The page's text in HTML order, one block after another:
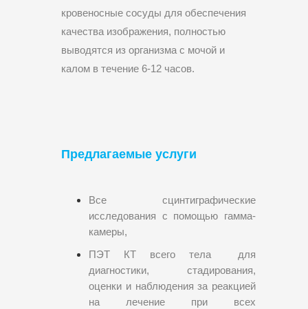
кровеносные сосуды для обеспечения
качества изображения, полностью
выводятся из организма с мочой и
калом в течение 6-12 часов.
Предлагаемые услуги
Все сцинтиграфические
исследования с помощью гамма-
камеры,
ПЭТ КТ всего тела для
диагностики, стадирования,
оценки и наблюдения за реакцией
на лечение при всех